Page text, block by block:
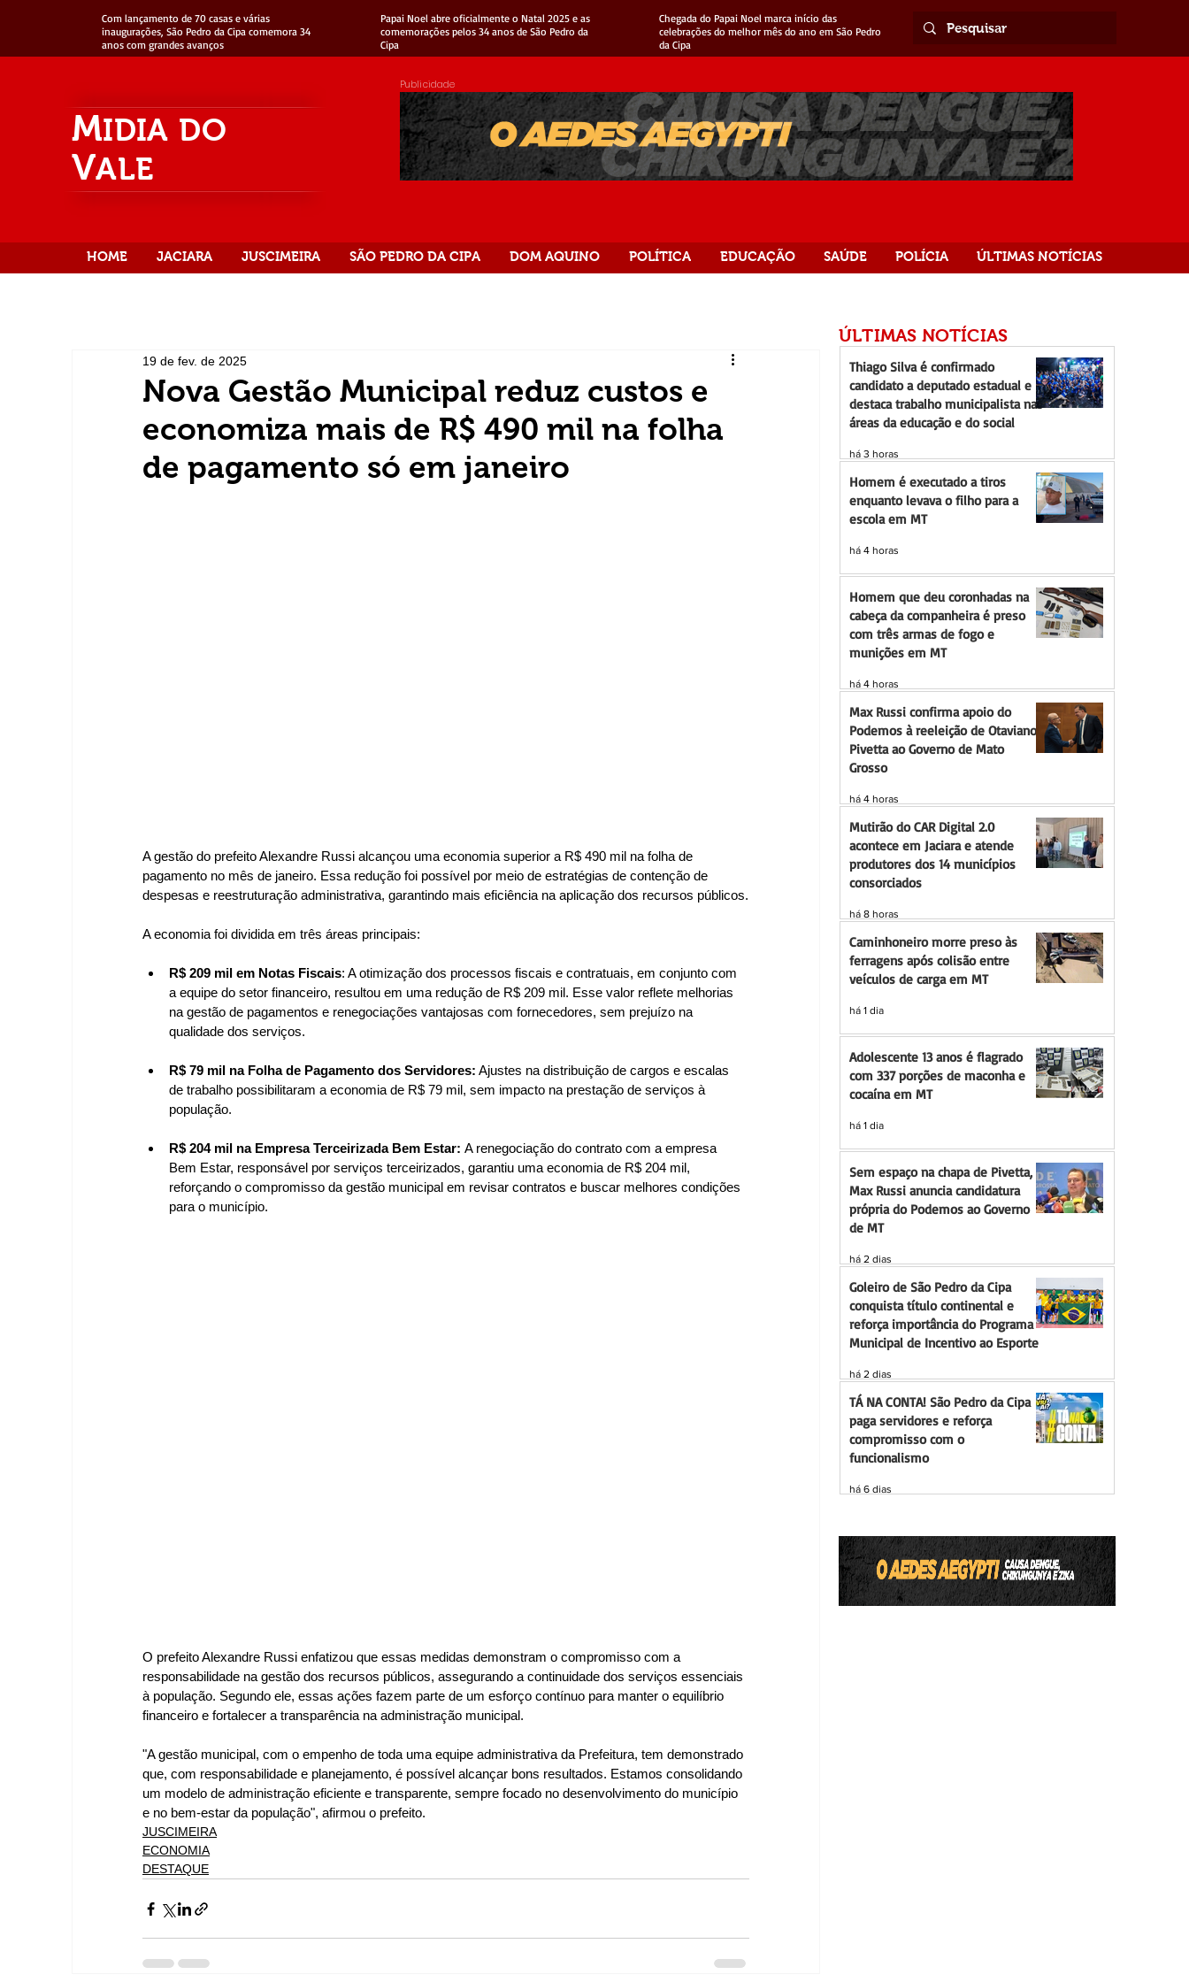
Com lançamento de 70 casas e várias
inaugurações, São Pedro da Cipa comemora 34
anos com grandes avanços
Papai Noel abre oficialmente o Natal 2025 e as
comemorações pelos 34 anos de São Pedro da
Cipa
Chegada do Papai Noel marca início das
celebrações do melhor mês do ano em São Pedro
da Cipa
MIDIA DO
VALE
Publicidade
HOME JACIARA JUSCIMEIRA SÃO PEDRO DA CIPA DOM AQUINO POLÍTICA EDUCAÇÃO SAÚDE POLÍCIA ÚLTIMAS NOTÍCIAS
Nova Gestão Municipal reduz custos e
economiza mais de R$ 490 mil na folha
de pagamento só em janeiro
19 de fev. de 2025
A gestão do prefeito Alexandre Russi alcançou uma economia superior a R$ 490 mil na folha de
pagamento no mês de janeiro. Essa redução foi possível por meio de estratégias de contenção de
despesas e reestruturação administrativa, garantindo mais eficiência na aplicação dos recursos públicos.
A economia foi dividida em três áreas principais:
R$ 209 mil em Notas Fiscais: A otimização dos processos fiscais e contratuais, em conjunto com
a equipe do setor financeiro, resultou em uma redução de R$ 209 mil. Esse valor reflete melhorias
na gestão de pagamentos e renegociações vantajosas com fornecedores, sem prejuízo na
qualidade dos serviços.
R$ 79 mil na Folha de Pagamento dos Servidores: Ajustes na distribuição de cargos e escalas
de trabalho possibilitaram a economia de R$ 79 mil, sem impacto na prestação de serviços à
população.
R$ 204 mil na Empresa Terceirizada Bem Estar: A renegociação do contrato com a empresa
Bem Estar, responsável por serviços terceirizados, garantiu uma economia de R$ 204 mil,
reforçando o compromisso da gestão municipal em revisar contratos e buscar melhores condições
para o município.
O prefeito Alexandre Russi enfatizou que essas medidas demonstram o compromisso com a
responsabilidade na gestão dos recursos públicos, assegurando a continuidade dos serviços essenciais
à população. Segundo ele, essas ações fazem parte de um esforço contínuo para manter o equilíbrio
financeiro e fortalecer a transparência na administração municipal.
"A gestão municipal, com o empenho de toda uma equipe administrativa da Prefeitura, tem demonstrado
que, com responsabilidade e planejamento, é possível alcançar bons resultados. Estamos consolidando
um modelo de administração eficiente e transparente, sempre focado no desenvolvimento do município
e no bem-estar da população", afirmou o prefeito.
JUSCIMEIRA
ECONOMIA
DESTAQUE
ÚLTIMAS NOTÍCIAS
Thiago Silva é confirmado
candidato a deputado estadual e
destaca trabalho municipalista nas
áreas da educação e do social
há 3 horas
Homem é executado a tiros
enquanto levava o filho para a
escola em MT
há 4 horas
Homem que deu coronhadas na
cabeça da companheira é preso
com três armas de fogo e
munições em MT
há 4 horas
Max Russi confirma apoio do
Podemos à reeleição de Otaviano
Pivetta ao Governo de Mato
Grosso
há 4 horas
Mutirão do CAR Digital 2.0
acontece em Jaciara e atende
produtores dos 14 municípios
consorciados
há 8 horas
Caminhoneiro morre preso às
ferragens após colisão entre
veículos de carga em MT
há 1 dia
Adolescente 13 anos é flagrado
com 337 porções de maconha e
cocaína em MT
há 1 dia
Sem espaço na chapa de Pivetta,
Max Russi anuncia candidatura
própria do Podemos ao Governo
de MT
há 2 dias
Goleiro de São Pedro da Cipa
conquista título continental e
reforça importância do Programa
Municipal de Incentivo ao Esporte
há 2 dias
TÁ NA CONTA! São Pedro da Cipa
paga servidores e reforça
compromisso com o
funcionalismo
há 6 dias